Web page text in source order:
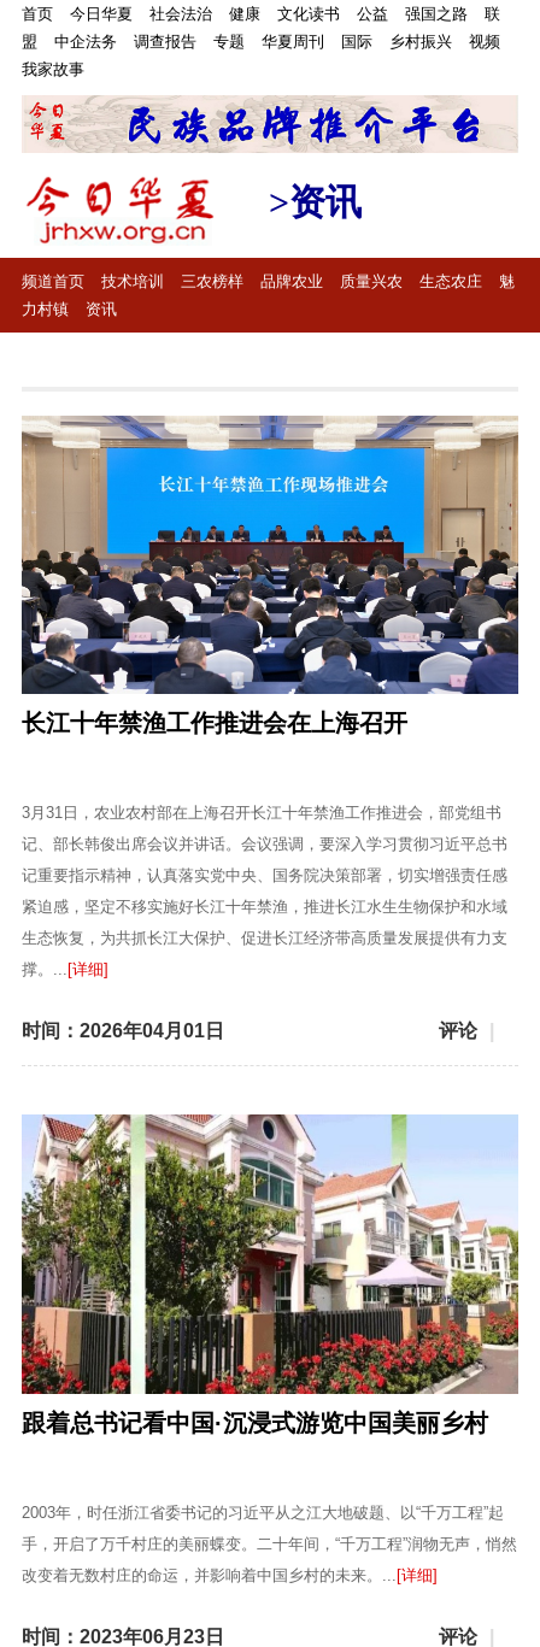
首页 今日华夏 社会法治 健康 文化读书 公益 强国之路
联
盟
中企法务 调查报告 专题 华夏周刊 国际 乡村振兴
视频
我家故事
>资讯
频道首页 技术培训 三农榜样 品牌农业 质量兴农 生态农庄
魅
力村镇
资讯
长江十年禁渔工作推进会在上海召开
3月31日，农业农村部在上海召开长江十年禁渔工作推进会，部党组书
记、部长韩俊出席会议并讲话。会议强调，要深入学习贯彻习近平总书
记重要指示精神，认真落实党中央、国务院决策部署，切实增强责任感
紧迫感，坚定不移实施好长江十年禁渔，推进长江水生生物保护和水域
生态恢复，为共抓长江大保护、促进长江经济带高质量发展提供有力支
撑。... [详细]
评论
时间：2026年04月01日
跟着总书记看中国·沉浸式游览中国美丽乡村
2003年，时任浙江省委书记的习近平从之江大地破题、以“千万工程”起
手，开启了万千村庄的美丽蝶变。二十年间，“千万工程”润物无声，悄然
改变着无数村庄的命运，并影响着中国乡村的未来。... [详细]
评论
时间：2023年06月23日